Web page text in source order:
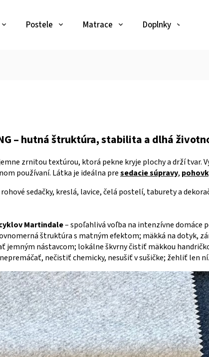
Postele Matrace Doplnky
– hutná štruktúra, stabilita a dlhá
zrnitou textúrou, ktorá pekne kryje plochy a drží tvar.
používaní. Látka je ideálna presedacie súpravy,
rohové sedačky, kreslá, lavice, čelá postelí, taburety a
Martindale– spoľahlivá voľba na intenzívne domáce
štruktúra s matným efektom; mäkká na dotyk,
jemným nástavcom; lokálne škvrny čistiť mäkkou
nečistiť chemicky, nesušiť v sušičke; žehliť len